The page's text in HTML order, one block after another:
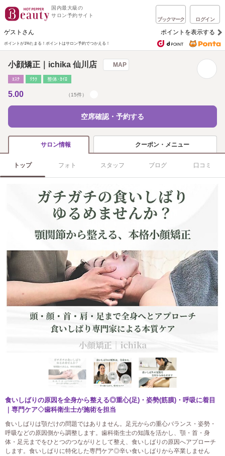
国内最大級の
サロン予約サイト
ブックマーク ログイン
ゲストさん ポイントを表示する
ポイントが1%たまる！ ポイントはサロン予約でつかえる！
小顔矯正｜ichika 仙川店 MAP
ｴｽﾃ ﾘﾗｸ 整体･ｶｲﾛ
5.00 （15件）
空席確認・予約する
サロン情報 クーポン・メニュー
トップ フォト スタッフ ブログ 口コミ
食いしばりの原因を全身から整える◎重心(足)・姿勢(筋膜)・呼吸に着目
｜専門ケア◇歯科衛生士が施術を担当
食いしばりは顎だけの問題ではありません。足元からの重心バランス・姿勢・
呼吸などの原因側から調整します。歯科衛生士の知識を活かし、顎・首・身
体・足元までをひとつのつながりとして整え、食いしばりの原因へアプローチ
します。食いしばりに特化した専門ケア◎辛い食いしばりから卒業しません